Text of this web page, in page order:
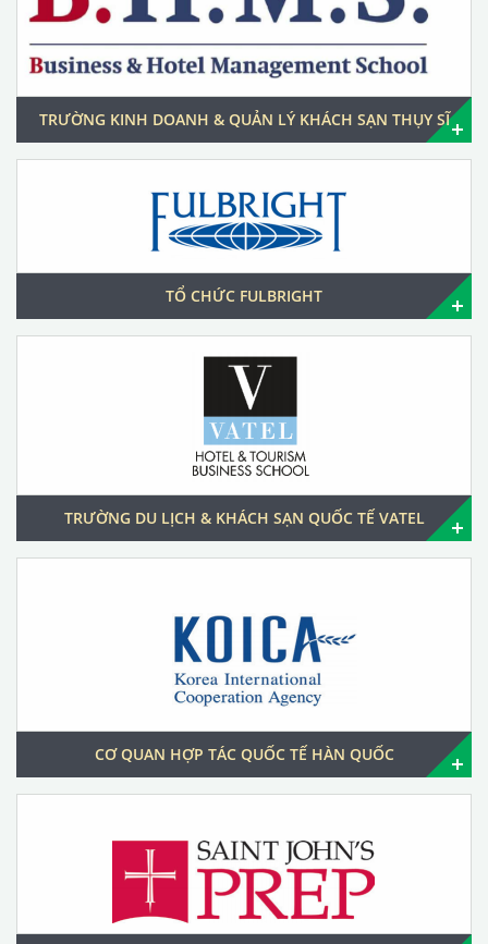
TRƯỜNG KINH DOANH & QUẢN LÝ KHÁCH SẠN THỤY SĨ
TỔ CHỨC FULBRIGHT
TRƯỜNG DU LỊCH & KHÁCH SẠN QUỐC TẾ VATEL
CƠ QUAN HỢP TÁC QUỐC TẾ HÀN QUỐC